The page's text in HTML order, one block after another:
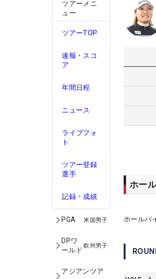
ツアーメニ
ュー
ツアーTOP
速報・スコ
ア
年間日程
ニュース
ライブフォ
ト
ツアー登録
選手
記録・成績
PGA 米国男子
DPワ
ールド
欧州男子
アジアンツア
ホー
ホールバ